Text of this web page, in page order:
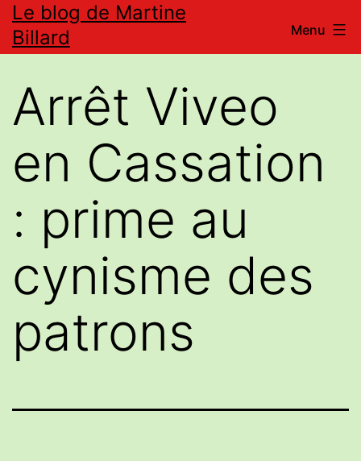
Aller
au
Le blog de Martine
Billard
Menu
Arrêt Viveo
en Cassation
: prime au
cynisme des
patrons